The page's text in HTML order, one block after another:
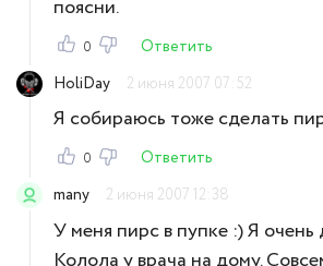
поясни.
0
Ответить
HoliDay
2 июня 2007 07:52
Я собираюсь тоже сделать
0
Ответить
many
2 июня 2007 12:38
У меня пирс в пупке :) Я очень
Колола у врача на дому.